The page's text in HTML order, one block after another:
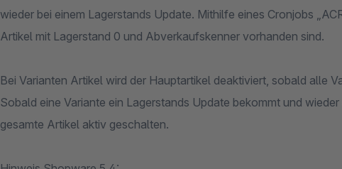
wieder bei einem Lagerstands Update. Mithilfe eines Cronjobs
Artikel mit Lagerstand 0 und Abverkaufskenner vorhanden sind.
Bei Varianten Artikel wird der Hauptartikel deaktiviert, sobald alle
Sobald eine Variante ein Lagerstands Update bekommt und
gesamte Artikel aktiv geschalten.